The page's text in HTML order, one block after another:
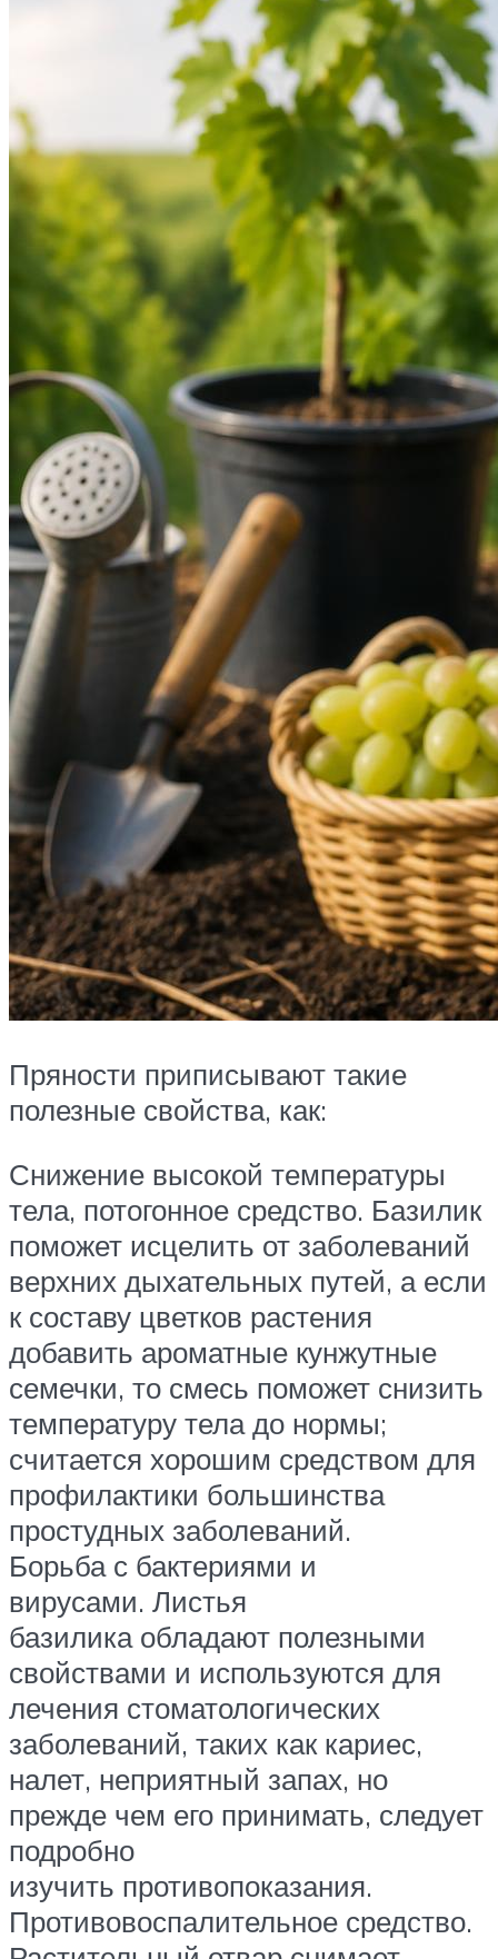
Пряности приписывают такие
полезные свойства, как:
Снижение высокой температуры
тела, потогонное средство. Базилик
поможет исцелить от заболеваний
верхних дыхательных путей, а если
к составу цветков растения
добавить ароматные кунжутные
семечки, то смесь поможет снизить
температуру тела до нормы;
считается хорошим средством для
профилактики большинства
простудных заболеваний.
Борьба с бактериями и
вирусами. Листья
базилика обладают полезными
свойствами и используются для
лечения стоматологических
заболеваний, таких как кариес,
налет, неприятный запах, но
прежде чем его принимать, следует
подробно
изучить противопоказания.
Противовоспалительное средство.